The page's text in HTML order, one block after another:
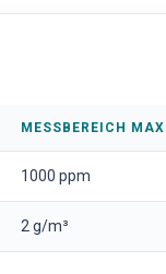
MESSBEREICH MAX
1000 ppm
2 g/m³